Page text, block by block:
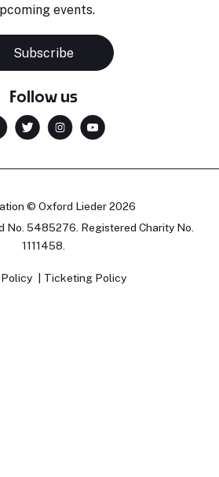
events.
Subscribe
Follow us
© Oxford Lieder 2026
No. 5485276. Registered Charity No.
1111458.
Ticketing Policy